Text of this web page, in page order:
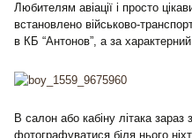
Любителям авіації і просто
встановлено військово-
в КБ “Антонов”, а за
В салон або кабіну літака
фотографуватися біля нього